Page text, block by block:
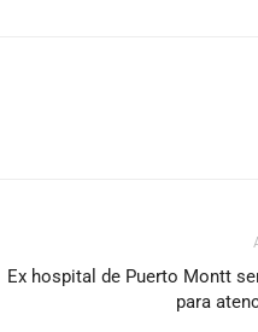
Ex hospital de Puerto Montt
para